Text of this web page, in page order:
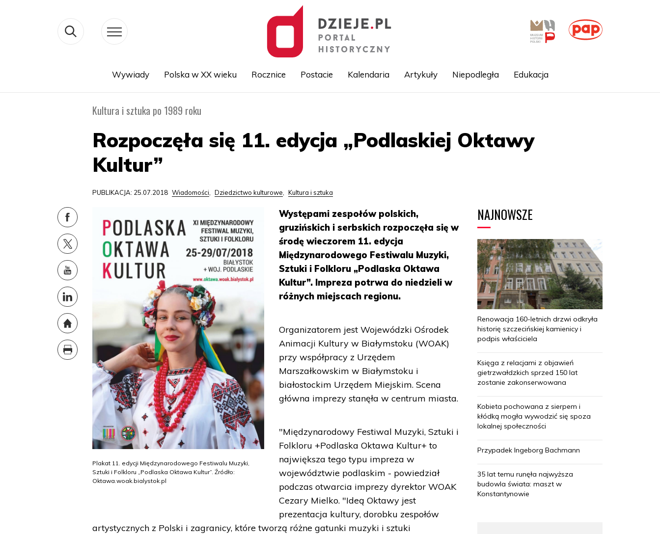
Wywiady Polska w XX wieku Rocznice Postacie Kalendaria Artykuły Niepodległa Edukacja
Kultura i sztuka po 1989 roku
Rozpoczęła się 11. edycja „Podlaskiej Oktawy
Kultur”
PUBLIKACJA: 25.07.2018 Wiadomości, Dziedzictwo kulturowe, Kultura i sztuka
Plakat 11. edycji Międzynarodowego Festiwalu Muzyki,
Sztuki i Folkloru „Podlaska Oktawa Kultur”. Źródło:
Oktawa.woak.bialystok.pl
Występami zespołów polskich,
gruzińskich i serbskich rozpoczęła się w
środę wieczorem 11. edycja
Międzynarodowego Festiwalu Muzyki,
Sztuki i Folkloru „Podlaska Oktawa
Kultur”. Impreza potrwa do niedzieli w
różnych miejscach regionu.
Organizatorem jest Wojewódzki Ośrodek
Animacji Kultury w Białymstoku (WOAK)
przy współpracy z Urzędem
Marszałkowskim w Białymstoku i
białostockim Urzędem Miejskim. Scena
główna imprezy stanęła w centrum miasta.
"Międzynarodowy Festiwal Muzyki, Sztuki i
Folkloru +Podlaska Oktawa Kultur+ to
największa tego typu impreza w
województwie podlaskim - powiedział
podczas otwarcia imprezy dyrektor WOAK
Cezary Mielko. "Ideą Oktawy jest
prezentacja kultury, dorobku zespołów
artystycznych z Polski i zagranicy, które tworzą różne gatunki muzyki i sztuki
NAJNOWSZE
Renowacja 160-letnich drzwi odkryła
historię szczecińskiej kamienicy i
podpis właściciela
Księga z relacjami z objawień
gietrzwałdzkich sprzed 150 lat
zostanie zakonserwowana
Kobieta pochowana z sierpem i
kłódką mogła wywodzić się spoza
lokalnej społeczności
Przypadek Ingeborg Bachmann
35 lat temu runęła najwyższa
budowla świata: maszt w
Konstantynowie